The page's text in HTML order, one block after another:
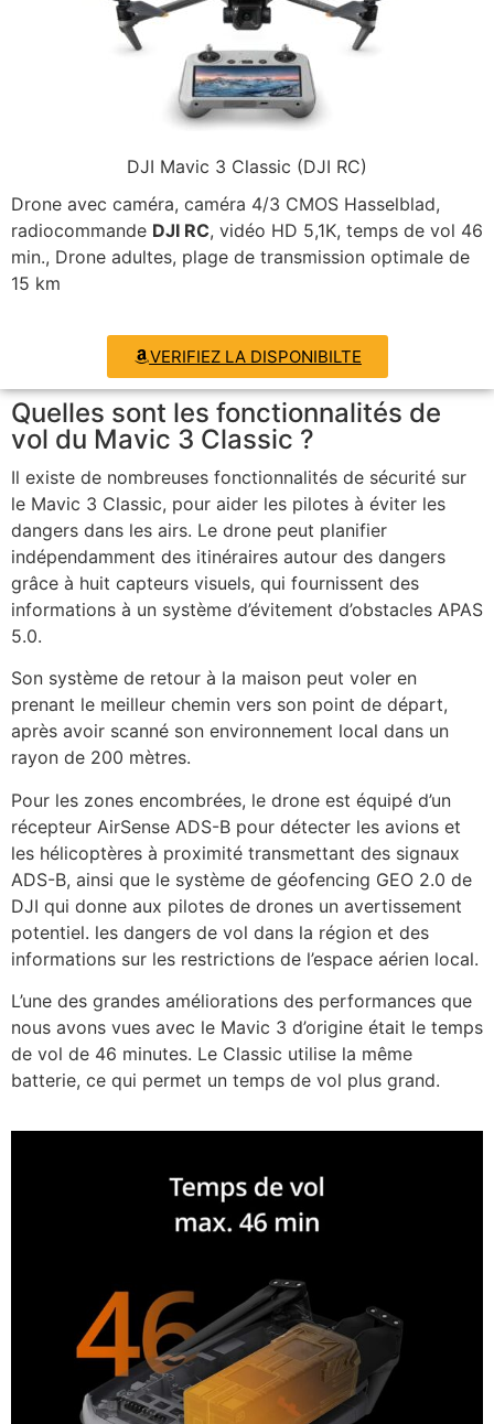
DJI Mavic 3 Classic (DJI RC)
Drone avec caméra, caméra 4/3 CMOS Hasselblad,
radiocommande DJI RC, vidéo HD 5,1K, temps de vol 46
min., Drone adultes, plage de transmission optimale de
15 km
VERIFIEZ LA DISPONIBILTE
Quelles sont les fonctionnalités de
vol du Mavic 3 Classic ?
Il existe de nombreuses fonctionnalités de sécurité sur
le Mavic 3 Classic, pour aider les pilotes à éviter les
dangers dans les airs. Le drone peut planifier
indépendamment des itinéraires autour des dangers
grâce à huit capteurs visuels, qui fournissent des
informations à un système d’évitement d’obstacles APAS
5.0.
Son système de retour à la maison peut voler en
prenant le meilleur chemin vers son point de départ,
après avoir scanné son environnement local dans un
rayon de 200 mètres.
Pour les zones encombrées, le drone est équipé d’un
récepteur AirSense ADS-B pour détecter les avions et
les hélicoptères à proximité transmettant des signaux
ADS-B, ainsi que le système de géofencing GEO 2.0 de
DJI qui donne aux pilotes de drones un avertissement
potentiel. les dangers de vol dans la région et des
informations sur les restrictions de l’espace aérien local.
L’une des grandes améliorations des performances que
nous avons vues avec le Mavic 3 d’origine était le temps
de vol de 46 minutes. Le Classic utilise la même
batterie, ce qui permet un temps de vol plus grand.